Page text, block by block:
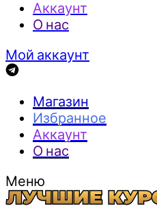
Аккаунт
О нас
Мой аккаунт
Магазин
Избранное
Аккаунт
О нас
Меню